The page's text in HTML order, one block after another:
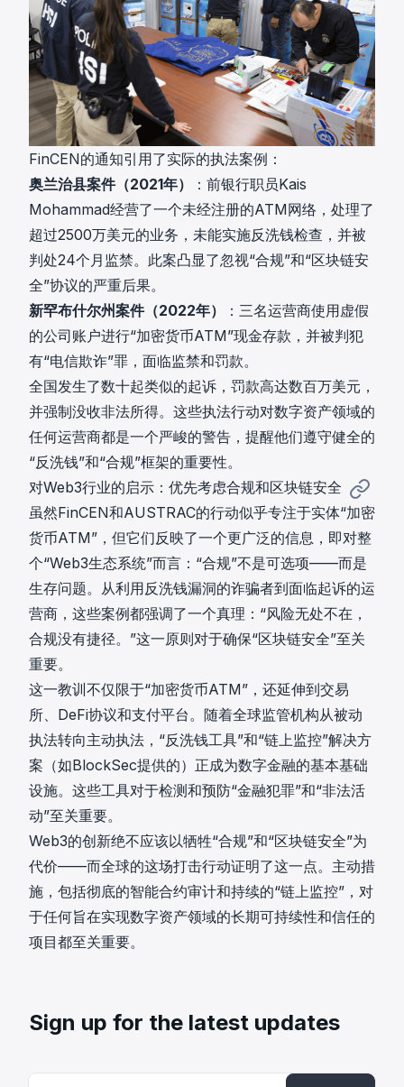
FinCEN的通知引用了实际的执法案例：
奥兰治县案件（2021年）
：前银行职员Kais
Mohammad经营了一个未经注册的ATM网络，处理了
超过2500万美元的业务，未能实施反洗钱检查，并被
判处24个月监禁。此案凸显了忽视“合规”和“区块链安
全”协议的严重后果。
新罕布什尔州案件（2022年）
：三名运营商使用虚假
的公司账户进行“加密货币ATM”现金存款，并被判犯
有“电信欺诈”罪，面临监禁和罚款。
全国发生了数十起类似的起诉，罚款高达数百万美元，
并强制没收非法所得。这些执法行动对数字资产领域的
任何运营商都是一个严峻的警告，提醒他们遵守健全的
“反洗钱”和“合规”框架的重要性。
对Web3行业的启示：优先考虑合规和区块链安全
虽然FinCEN和AUSTRAC的行动似乎专注于实体“加密
货币ATM”，但它们反映了一个更广泛的信息，即对整
个“Web3生态系统”而言：“合规”不是可选项——而是
生存问题。从利用反洗钱漏洞的诈骗者到面临起诉的运
营商，这些案例都强调了一个真理：“风险无处不在，
合规没有捷径。”这一原则对于确保“区块链安全”至关
重要。
这一教训不仅限于“加密货币ATM”，还延伸到交易
所、DeFi协议和支付平台。随着全球监管机构从被动
执法转向主动执法，“反洗钱工具”和“链上监控”解决方
案（如BlockSec提供的）正成为数字金融的基本基础
设施。这些工具对于检测和预防“金融犯罪”和“非法活
动”至关重要。
Web3的创新绝不应该以牺牲“合规”和“区块链安全”为
代价——而全球的这场打击行动证明了这一点。主动措
施，包括彻底的智能合约审计和持续的“链上监控”，对
于任何旨在实现数字资产领域的长期可持续性和信任的
项目都至关重要。
Sign up for the latest updates